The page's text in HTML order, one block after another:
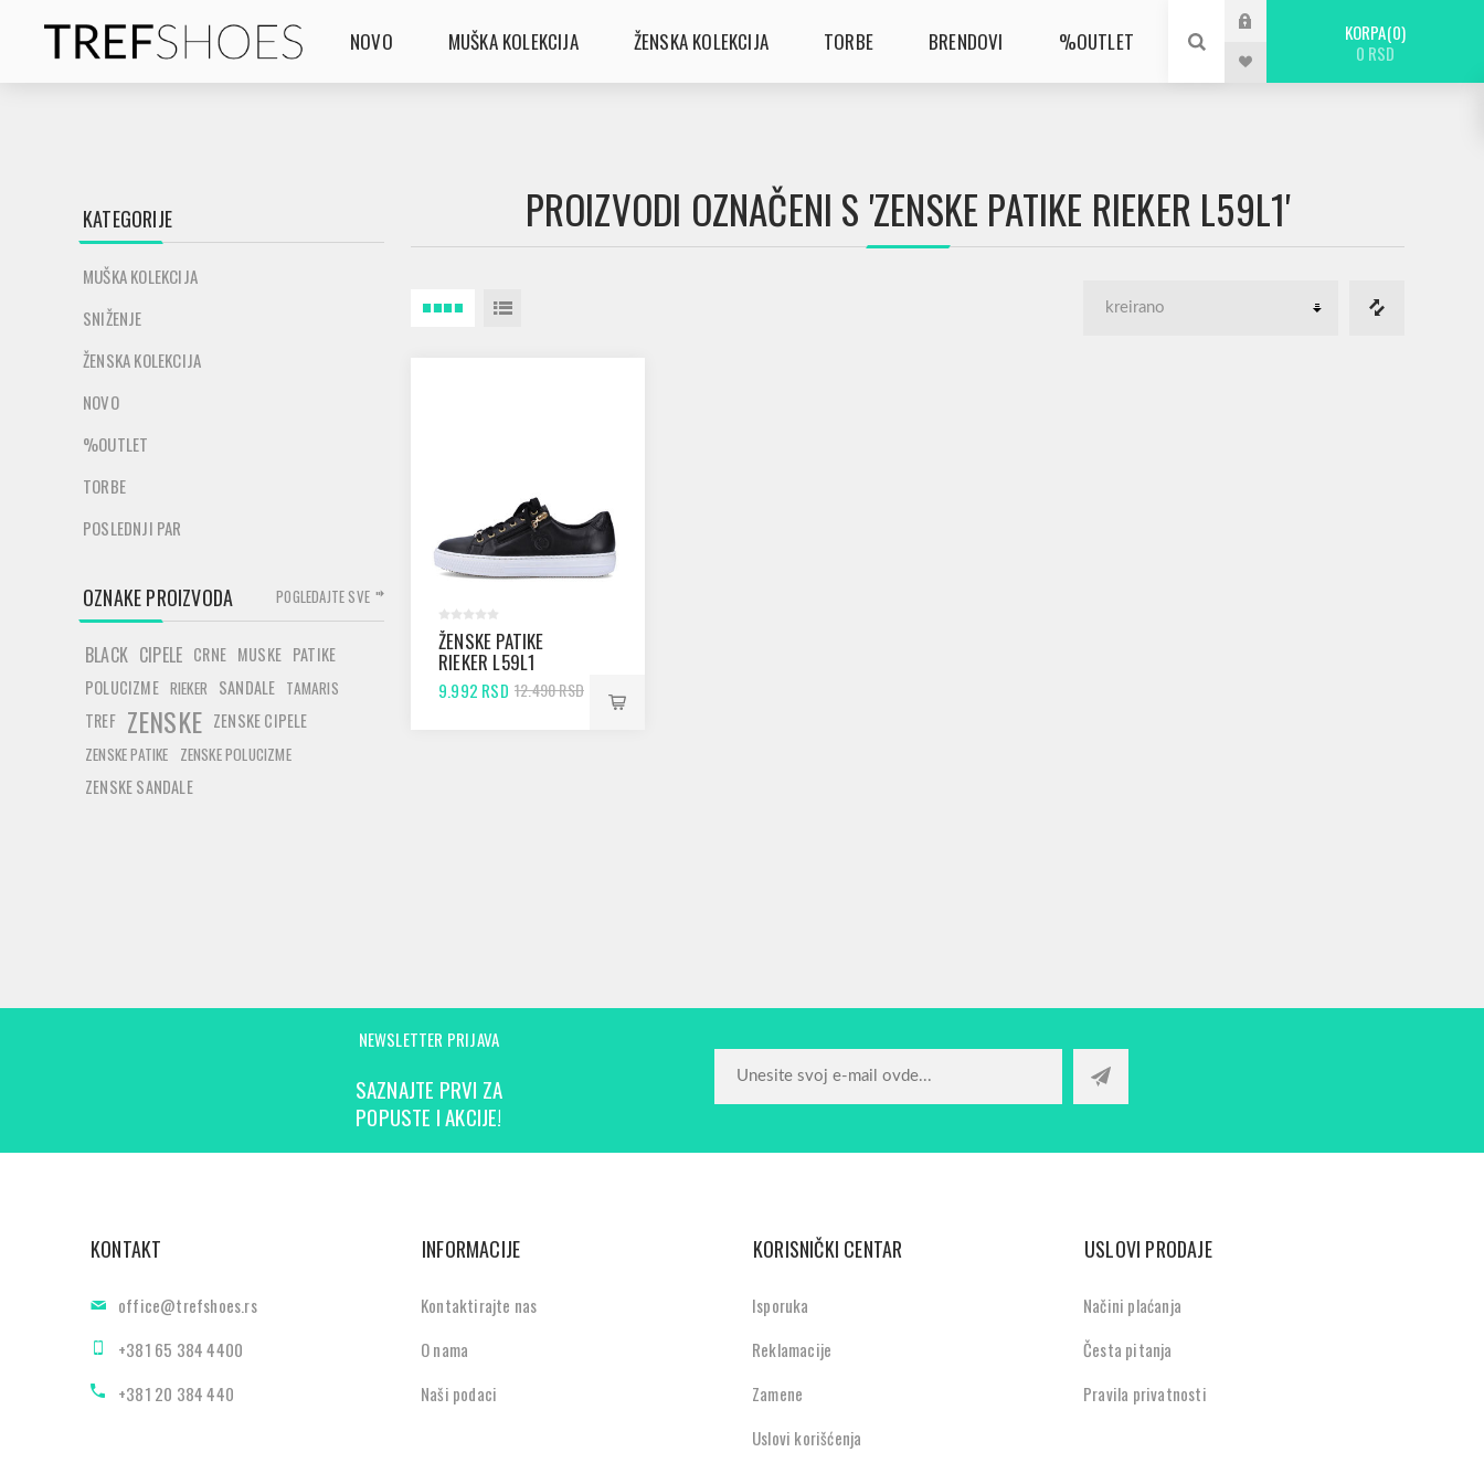
NOVO MUŠKA KOLEKCIJA ŽENSKA KOLEKCIJA TORBE BRENDOVI %OUTLET KORPA 0
0 RSD
PROIZVODI OZNAČENI S 'ZENSKE PATIKE RIEKER L59L1'
ŽENSKE PATIKE
RIEKER L59L1
BLACK
9.992 RSD 12.490 RSD
KATEGORIJE
MUŠKA KOLEKCIJA
SNIŽENJE
ŽENSKA KOLEKCIJA
NOVO
%OUTLET
TORBE
POSLEDNJI PAR
OZNAKE PROIZVODA
BLACK CIPELE CRNE MUSKE PATIKE
POLUCIZME RIEKER SANDALE TAMARIS
TREF ZENSKE ZENSKE CIPELE
ZENSKE PATIKE ZENSKE POLUCIZME
ZENSKE SANDALE
POGLEDAJTE SVE
NEWSLETTER PRIJAVA
SAZNAJTE PRVI ZA
POPUSTE I AKCIJE!
KONTAKT
office@trefshoes.rs
+381 65 384 4400
+381 20 384 440
INFORMACIJE
Kontaktirajte nas
O nama
Naši podaci
KORISNIČKI CENTAR
Isporuka
Reklamacije
Zamene
Uslovi korišćenja
USLOVI PRODAJE
Načini plaćanja
Česta pitanja
Pravila privatnosti